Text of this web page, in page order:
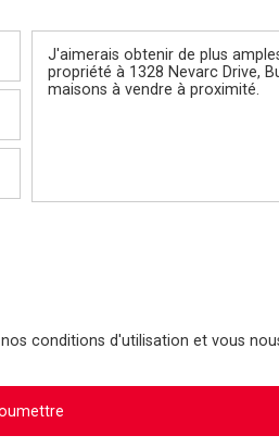
conditions d'utilisation et vous